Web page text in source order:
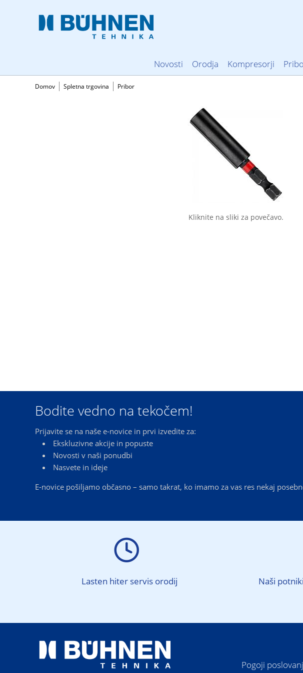
Novosti Orodja Kompresorji
Domov Spletna trgovina Pribor
Kliknite na sliki za povečavo.
Bodite vedno na tekočem!
Prijavite se na naše e-novice in prvi izvedite za:
Ekskluzivne akcije in popuste
Novosti v naši ponudbi
Nasvete in ideje
E-novice pošiljamo občasno – samo takrat, ko imamo za vas res nekaj

Lasten hiter servis orodij
Naši
Pogoji